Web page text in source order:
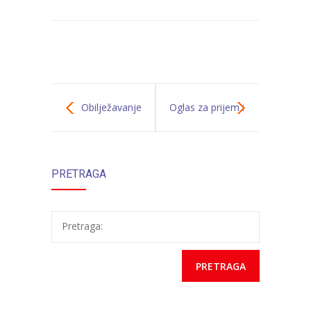
Obilježavanje Oglas za prijem i
PRETRAGA
Pretraga: